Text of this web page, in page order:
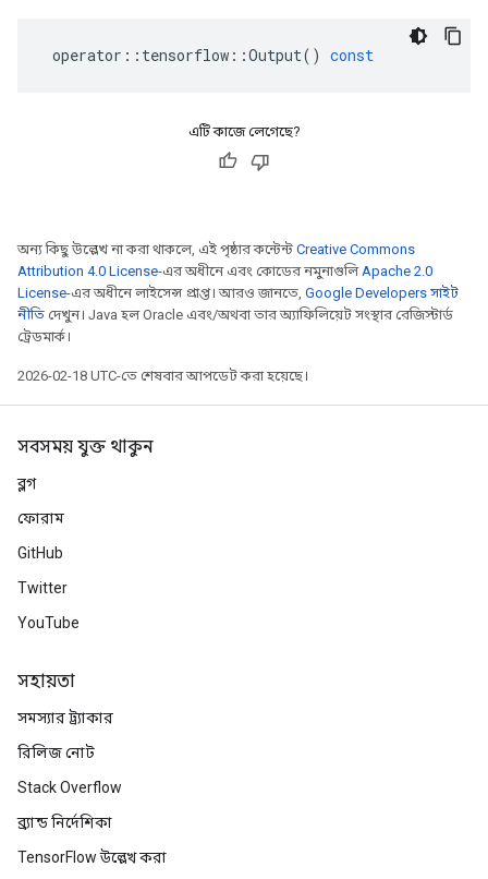
operator :: tensorflow ::Output() const
এটি কাজে লেগেছে?
অন্য কিছু উল্লেখ না করা থাকলে, এই পৃষ্ঠার কন্টেন্ট Creative Commons
Attribution 4.0 License-এর অধীনে এবং কোডের নমুনাগুলিApache 2.0
License-এর অধীনে লাইসেন্স প্রাপ্ত। আরও জানতে, Google Developers সাইট
নীতি দেখুন। Java হল Oracle এবং/অথবা তার অ্যাফিলিয়েট সংস্থার রেজিস্টার্ড
ট্রেডমার্ক।
2026-02-18 UTC-তে শেষবার আপডেট করা হয়েছে।
সবসময় যুক্ত থাকুন
ব্লগ
ফোরাম
GitHub
Twitter
YouTube
সহায়তা
সমস্যার ট্র্যাকার
রিলিজ নোট
Stack Overflow
ব্র্যান্ড নির্দেশিকা
TensorFlow উল্লেখ করা